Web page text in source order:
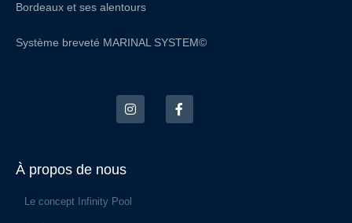
Bordeaux et ses alentours
Système breveté MARINAL SYSTEM©
À propos de nous
Le concept Infinity Pool